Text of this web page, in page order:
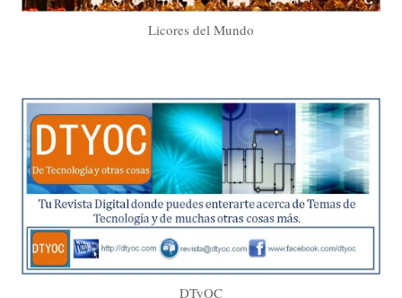
Licores del Mundo
DTyOC